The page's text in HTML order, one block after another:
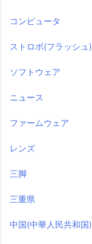
コンピュータ
ストロボ(フラッシュ)
ソフトウェア
ニュース
ファームウェア
レンズ
三脚
三重県
中国(中華人民共和国)